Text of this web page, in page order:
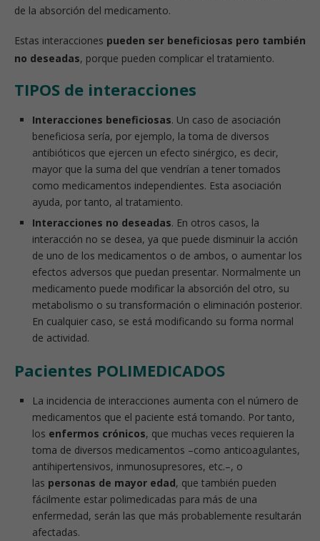
de la absorción del medicamento.
Estas interacciones pueden ser beneficiosas pero también
no deseadas, porque pueden complicar el tratamiento.
TIPOS de interacciones
Interacciones beneficiosas. Un caso de asociación
beneficiosa sería, por ejemplo, la toma de diversos
antibióticos que ejercen un efecto sinérgico, es decir,
mayor que la suma del que vendrían a tener tomados
como medicamentos independientes. Esta asociación
ayuda, por tanto, al tratamiento.
Interacciones no deseadas. En otros casos, la
interacción no se desea, ya que puede disminuir la acción
de uno de los medicamentos o de ambos, o aumentar los
efectos adversos que puedan presentar. Normalmente un
medicamento puede modificar la absorción del otro, su
metabolismo o su transformación o eliminación posterior.
En cualquier caso, se está modificando su forma normal
de actividad.
Pacientes POLIMEDICADOS
La incidencia de interacciones aumenta con el número de
medicamentos que el paciente está tomando. Por tanto,
los enfermos crónicos, que muchas veces requieren la
toma de diversos medicamentos –como anticoagulantes,
antihipertensivos, inmunosupresores, etc.–, o
las personas de mayor edad, que también pueden
fácilmente estar polimedicadas para más de una
enfermedad, serán las que más probablemente resultarán
afectadas.